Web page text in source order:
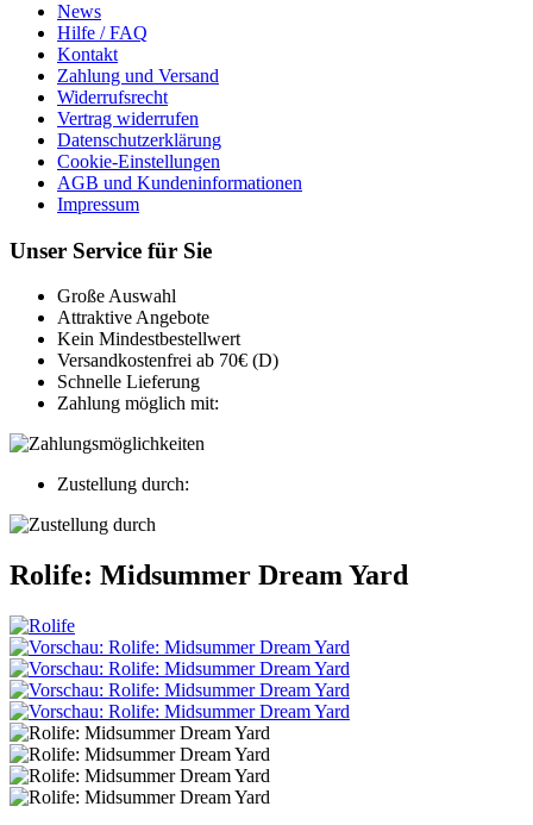
News
Hilfe / FAQ
Kontakt
Zahlung und Versand
Widerrufsrecht
Vertrag widerrufen
Datenschutzerklärung
Cookie-Einstellungen
AGB und Kundeninformationen
Impressum
Unser Service für Sie
Große Auswahl
Attraktive Angebote
Kein Mindestbestellwert
Versandkostenfrei ab 70€ (D)
Schnelle Lieferung
Zahlung möglich mit:
Zustellung durch:
Rolife: Midsummer Dream Yard